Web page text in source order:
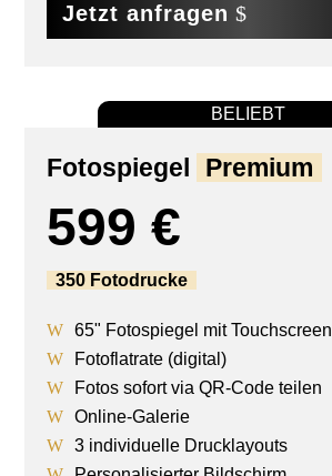
Jetzt anfragen
BELIEBT
Fotospiegel Premium
599 €
350 Fotodrucke
65" Fotospiegel mit Touchscreen
Fotoflatrate (digital)
Fotos sofort via QR-Code teilen
Online-Galerie
3 individuelle Drucklayouts